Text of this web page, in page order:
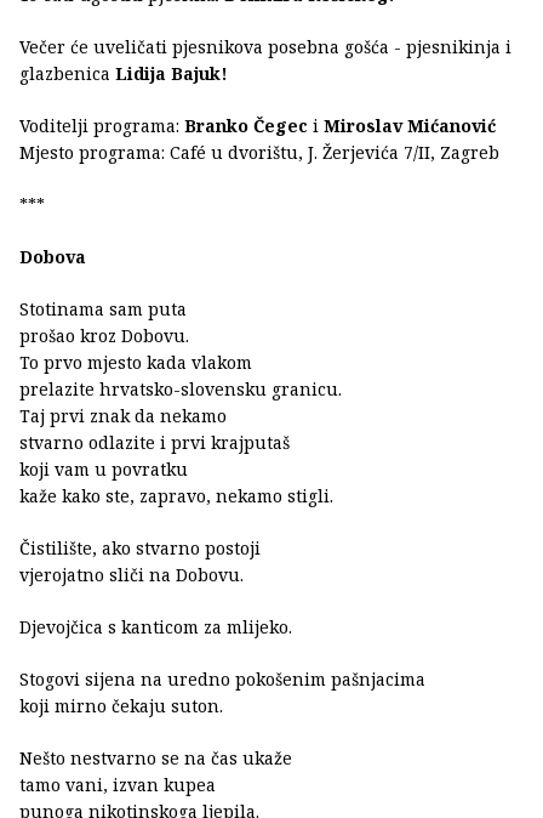
Večer će uveličati pjesnikova posebna gošća - pjesnikinja i
glazbenica Lidija Bajuk!
Voditelji programa: Branko Čegec i Miroslav Mićanović
Mjesto programa: Café u dvorištu, J. Žerjevića 7/II, Zagreb
***
Dobova
Stotinama sam puta
prošao kroz Dobovu.
To prvo mjesto kada vlakom
prelazite hrvatsko-slovensku granicu.
Taj prvi znak da nekamo
stvarno odlazite i prvi krajputaš
koji vam u povratku
kaže kako ste, zapravo, nekamo stigli.
Čistilište, ako stvarno postoji
vjerojatno sliči na Dobovu.
Djevojčica s kanticom za mlijeko.
Stogovi sijena na uredno pokošenim pašnjacima
koji mirno čekaju suton.
Nešto nestvarno se na čas ukaže
tamo vani, izvan kupea
punoga nikotinskoga ljepila.